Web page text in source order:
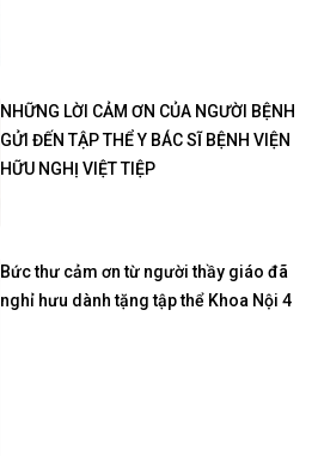
NHỮNG LỜI CẢM ƠN CỦA NGƯỜI BỆNH
GỬI ĐẾN TẬP THỂ Y BÁC SĨ BỆNH VIỆN
HỮU NGHỊ VIỆT TIỆP
Bức thư cảm ơn từ người thầy giáo đã
nghỉ hưu dành tặng tập thể Khoa Nội 4